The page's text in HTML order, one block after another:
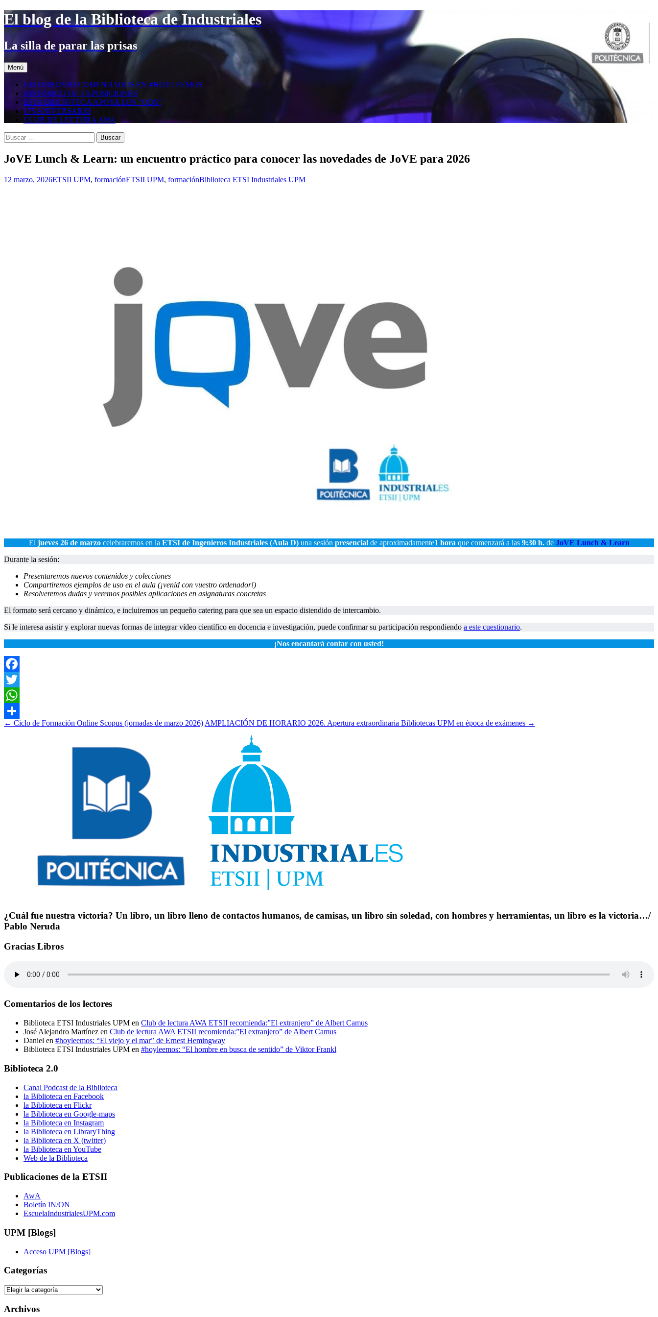
Saltar
al
contenido
El blog de la Biblioteca de Industriales
La silla de parar las prisas
Menú
100 LIBROS RECOMENDADOS EN #HOYLEEMOS
HISTÓRICO DE EXPOSICIONES
ESTA BIBLIOTECA APOYA LOS “ODS”
175 ANIVERSARIO
CLUB DE LECTURA AWA
Buscar:
JoVE Lunch & Learn: un encuentro práctico para conocer las novedades de JoVE para 2026
12 marzo, 2026ETSII UPM, formaciónETSII UPM, formaciónBiblioteca ETSI Industriales UPM
El jueves 26 de marzocelebraremos en la ETSI de Ingenieros Industriales (Aula D)una sesión presencial de aproximadamente1 hora que comenzará a las 9:30 h.de JoVE Lunch & Learn
Durante la sesión:
Presentaremos nuevos contenidos y colecciones
Compartiremos ejemplos de uso en el aula (¡venid con vuestro ordenador!)
Resolveremos dudas y veremos posibles aplicaciones en asignaturas concretas
El formato será cercano y dinámico, e incluiremos un pequeño catering para que sea un espacio distendido de intercambio.
Si le interesa asistir y explorar nuevas formas de integrar vídeo científico en docencia e investigación, puede confirmar su participación respondiendo a este cuestionario.
¡Nos encantará contar con usted!
Facebook
Twitter
WhatsApp
Compartir
Navegación
← Ciclo de Formación Online Scopus (jornadas de marzo 2026) AMPLIACIÓN DE HORARIO 2026. Apertura extraordinaria Bibliotecas UPM en época de exámenes →
¿Cuál fue nuestra victoria? Un libro, un libro lleno de contactos humanos, de camisas, un libro sin soledad, con hombres y herramientas, un libro es la victoria…/
Pablo Neruda
Gracias Libros
Comentarios de los lectores
Biblioteca ETSI Industriales UPM en Club de lectura AWA ETSII recomienda:”El extranjero” de Albert Camus
José Alejandro Martínez en Club de lectura AWA ETSII recomienda:”El extranjero” de Albert Camus
Daniel en #hoyleemos: “El viejo y el mar” de Ernest Hemingway
Biblioteca ETSI Industriales UPM en #hoyleemos: “El hombre en busca de sentido” de Viktor Frankl
Biblioteca 2.0
Canal Podcast de la Biblioteca
la Biblioteca en Facebook
la Biblioteca en Flickr
la Biblioteca en Google-maps
la Biblioteca en Instagram
la Biblioteca en LibraryThing
la Biblioteca en X (twitter)
la Biblioteca en YouTube
Web de la Biblioteca
Publicaciones de la ETSII
AwA
Boletín IN/ON
EscuelaIndustrialesUPM.com
UPM [Blogs]
Acceso UPM [Blogs]
Categorías
Categorías
Archivos